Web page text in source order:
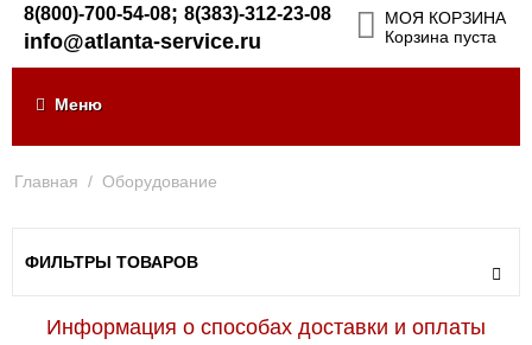
8(800)-700-54-08; 8(383)-312-23-08
info@atlanta-service.ru
МОЯ КОРЗИНА
Корзина пуста
Меню
Главная / Оборудование
ФИЛЬТРЫ ТОВАРОВ
Информация о способах доставки и оплаты